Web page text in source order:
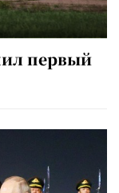
первый